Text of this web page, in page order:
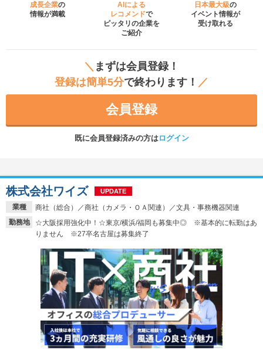
成長企業の
情報が満載
AIによる
レコメンドで
ピッタリの企業を
ご紹介
日本最大級の
イベント情報が
受け取れる
＼ まずは会員登録！
登録は簡単5分で終わります！ ／
会員登録
既に会員登録済みの方はログイン
業種
商社（総合）／商社（カメラ・ＯＡ関連）／文具・事務機器関連
勤務地
☆大阪採用強化中！☆東京/横浜/福岡も募集中◎ ※基本的に転勤はあ
りません ※27卒名古屋は募集終了
株式会社ワイズ UPDATE